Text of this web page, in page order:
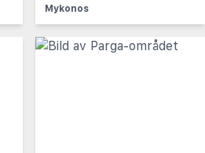
Mykonos